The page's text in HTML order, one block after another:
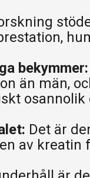
bekymmer:
än män,
osannolik
Det är
av kreatin